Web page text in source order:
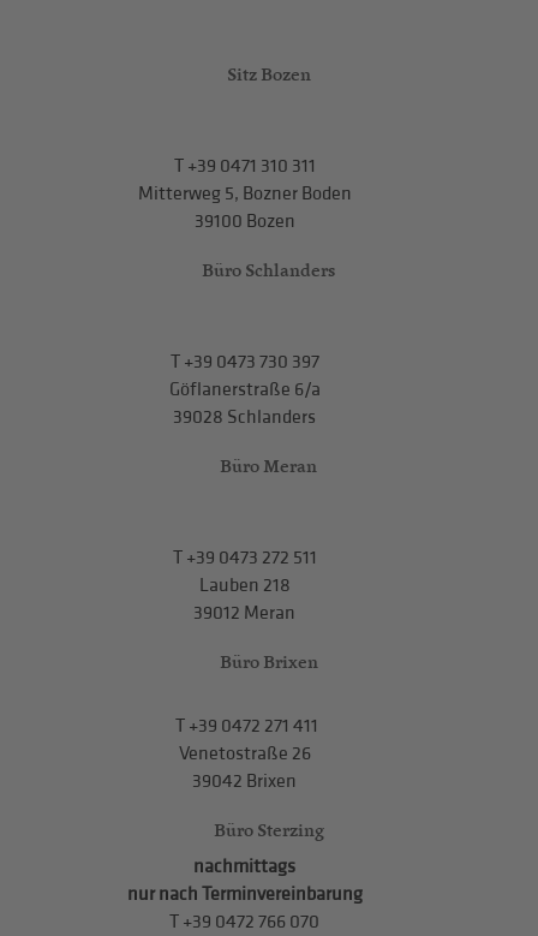
Sitz Bozen
T+39 0471 310 311
Mitterweg 5, Bozner Boden
39100 Bozen
Büro Schlanders
T+39 0473 730 397
Göflanerstraße 6/a
39028 Schlanders
Büro Meran
T+39 0473 272 511
Lauben 218
39012 Meran
Büro Brixen
T+39 0472 271 411
Venetostraße 26
39042 Brixen
Büro Sterzing
nachmittags
nur nach Terminvereinbarung
T +39 0472 766 070